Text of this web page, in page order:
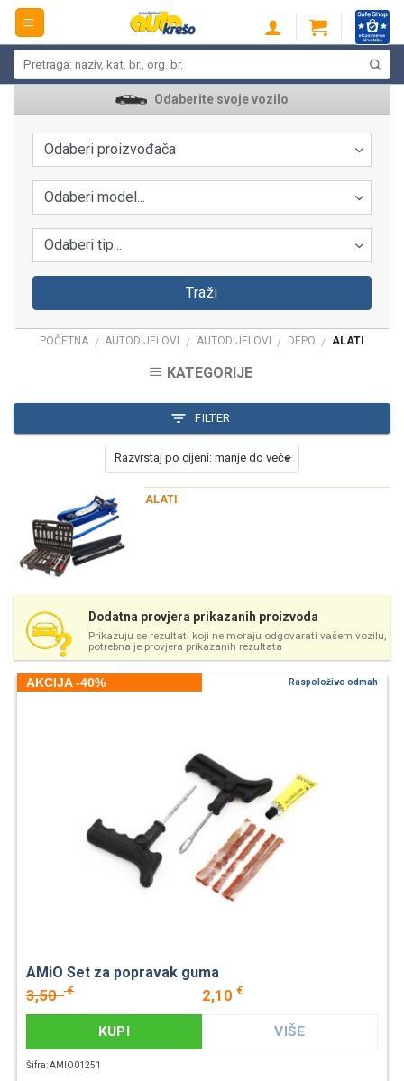
Skip
content
Odaberite svoje vozilo
Odaberi proizvođača
Odaberi model...
Odaberi tip...
Traži
POČETNA / AUTODIJELOVI / AUTODIJELOVI / DEPO / ALATI
KATEGORIJE
FILTER
ALATI
Dodatna provjera prikazanih proizvoda
Prikazuju se rezultati koji ne moraju odgovarati vašem vozilu,
potrebna je provjera prikazanih rezultata
AKCIJA -40% Raspoloživo odmah
AMiO Set za popravak guma
3,50€ 2,10 €
KUPI VIŠE
Šifra: AMIO01251